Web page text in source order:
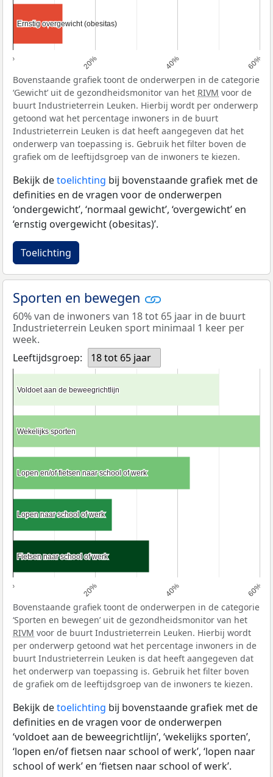
0% 20% 40% 60%
Ernstig overgewicht (obesitas)
Ernstig overgewicht (obesitas)
Bovenstaande grafiek toont de onderwerpen in de categorie
‘Gewicht’ uit de gezondheidsmonitor van het RIVM voor de
buurt Industrieterrein Leuken. Hierbij wordt per onderwerp
getoond wat het percentage inwoners in de buurt
Industrieterrein Leuken is dat heeft aangegeven dat het
onderwerp van toepassing is. Gebruik het filter boven de
grafiek om de leeftijdsgroep van de inwoners te kiezen.
Bekijk detoelichting bij bovenstaande grafiek met de
definities en de vragen voor de onderwerpen
‘ondergewicht’, ‘normaal gewicht’, ‘overgewicht’ en
‘ernstig overgewicht (obesitas)’.
Toelichting
Sporten en bewegen
60% van de inwoners van 18 tot 65 jaar in de buurt
Industrieterrein Leuken sport minimaal 1 keer per
week.
Leeftijdsgroep:
18 tot 65 jaar
0% 20% 40% 60%
Voldoet aan de beweegrichtlijn
Voldoet aan de beweegrichtlijn
Wekelijks sporten
Wekelijks sporten
Lopen en/of fietsen naar school of werk
Lopen en/of fietsen naar school of werk
Lopen naar school of werk
Lopen naar school of werk
Fietsen naar school of werk
Fietsen naar school of werk
Bovenstaande grafiek toont de onderwerpen in de categorie
‘Sporten en bewegen’ uit de gezondheidsmonitor van het
RIVM voor de buurt Industrieterrein Leuken. Hierbij wordt
per onderwerp getoond wat het percentage inwoners in de
buurt Industrieterrein Leuken is dat heeft aangegeven dat
het onderwerp van toepassing is. Gebruik het filter boven
de grafiek om de leeftijdsgroep van de inwoners te kiezen.
Bekijk detoelichting bij bovenstaande grafiek met de
definities en de vragen voor de onderwerpen
‘voldoet aan de beweegrichtlijn’, ‘wekelijks sporten’,
‘lopen en/of fietsen naar school of werk’, ‘lopen naar
school of werk’ en ‘fietsen naar school of werk’.